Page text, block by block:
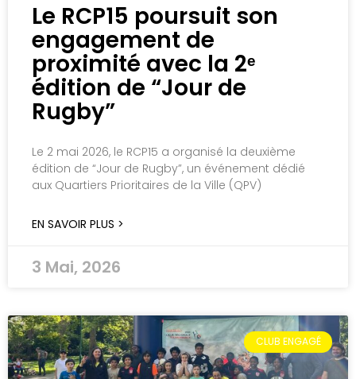
Le RCP15 poursuit son
engagement de
proximité avec la 2ᵉ
édition de “Jour de
Rugby”
Le 2 mai 2026, le RCP15 a organisé la deuxième
édition de “Jour de Rugby”, un événement dédié
aux Quartiers Prioritaires de la Ville (QPV)
EN SAVOIR PLUS >
3 Mai, 2026
CLUB ENGAGÉ